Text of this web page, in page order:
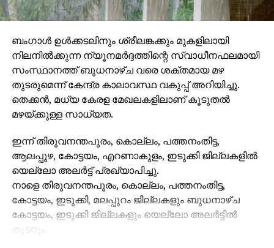
ബംഗാള്‍ ഉള്‍ക്കടലിനും ശ്രീലങ്കക്കും മുകളിലായി
നിലനില്‍ക്കുന്ന ന്യൂനമര്‍ദ്ദത്തിന്റെ സ്വാധീനഫലമായി
സംസ്ഥാനത്ത് ബുധനാഴ്ച വരെ ശക്തമായ മഴ
തുടരുമെന്ന് കേന്ദ്ര കാലാവസ്ഥ വകുപ്പ് അറിയിച്ചു.
തെക്കന്‍, മധ്യ കേരള മേഖലകളിലാണ് കൂടുതല്‍
മഴയ്ക്കുള്ള സാധ്യത.
ഇന്ന് തിരുവനന്തപുരം, കൊല്ലം, പത്തനംതിട്ട,
ആലപ്പുഴ, കോട്ടയം, എറണാകുളം, ഇടുക്കി ജില്ലകളില്‍
യെല്ലോ അലര്‍ട്ട് പ്രഖ്യാപിച്ചു.
നാളെ തിരുവനന്തപുരം, കൊല്ലം, പത്തനംതിട്ട,
കോട്ടയം, ഇടുക്കി, മലപ്പുറം ജില്ലകളും ബുധനാഴ്ച
കോട്ടയം, ഇടുക്കി ജില്ലകളും യെല്ലോ അലര്‍ട്ടില്‍